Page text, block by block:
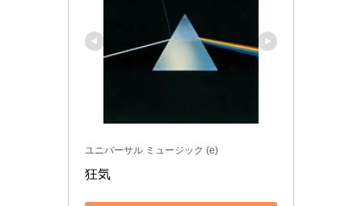
ユニバーサル ミュージック (e)
狂気